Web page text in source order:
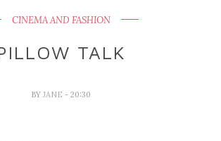
CINEMA AND FASHION
TALK
BYJANE - 20:30